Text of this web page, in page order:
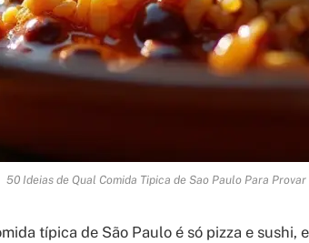
50 Ideias de Qual Comida Tipica de Sao Paulo Para
típica de São Paulo é só pizza e sushi,